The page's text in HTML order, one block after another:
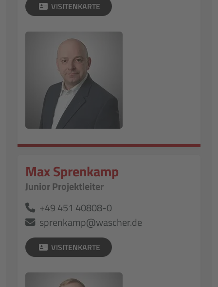
VISITENKARTE
Max Sprenkamp
Junior Projektleiter
+49 451 40808-0
sprenkamp@wascher.de
VISITENKARTE